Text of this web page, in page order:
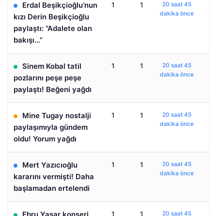
Erdal Beşikçioğlu’nun
kızı Derin Beşikçioğlu
paylaştı: ”Adalete olan
bakışı…”
1 1
20 saat 45
dakika önce
Sinem Kobal tatil
pozlarını peşe peşe
paylaştı! Beğeni yağdı
1 1
20 saat 45
dakika önce
Mine Tugay nostalji
paylaşımıyla gündem
oldu! Yorum yağdı
1 1
20 saat 45
dakika önce
Mert Yazıcıoğlu
kararını vermişti! Daha
başlamadan ertelendi
1 1
20 saat 45
dakika önce
1 1
20 saat 45